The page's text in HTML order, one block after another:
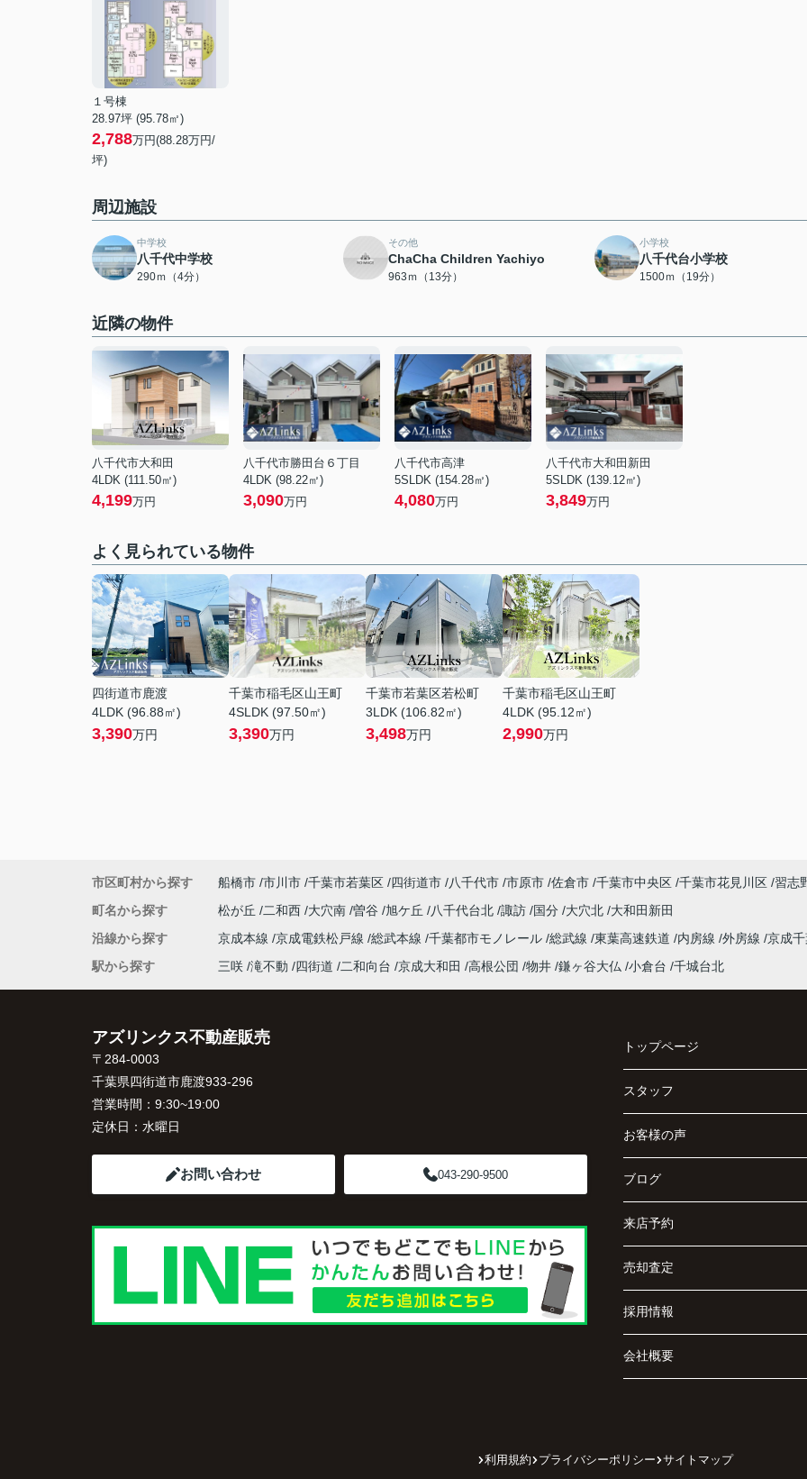
１号棟
28.97坪 (95.78㎡)
2,788万円(88.28万円/
坪)
周辺施設
中学校
八千代中学校
290ｍ（4分）
その他
ChaCha Children Yachiyo
963ｍ（13分）
小学校
八千代台小学校
1500ｍ（19分）
近隣の物件
八千代市大和田
4LDK (111.50㎡)
4,199万円
八千代市勝田台６丁目
4LDK (98.22㎡)
3,090万円
八千代市高津
5SLDK (154.28㎡)
4,080万円
八千代市大和田新田
5SLDK (139.12㎡)
3,849万円
よく見られている物件
四街道市鹿渡
4LDK (96.88㎡)
3,390万円
千葉市稲毛区山王町
4SLDK (97.50㎡)
3,390万円
千葉市若葉区若松町
3LDK (106.82㎡)
3,498万円
千葉市稲毛区山王町
4LDK (95.12㎡)
2,990万円
市区町村から探す 船橋市 市川市 千葉市若葉区 四街道市 八千代市 市原市 佐倉市 千葉市中央区 千葉市花見川区 習志
町名から探す
松が丘 二和西 大穴南 曽谷 旭ケ丘 八千代台北 諏訪 国分 大穴北 大和田新田
沿線から探す
京成本線 京成電鉄松戸線 総武本線 千葉都市モノレール 総武線 東葉高速鉄道 内房線 外房線 京成
駅から探す
三咲 滝不動 四街道 二和向台 京成大和田 高根公団 物井 鎌ヶ谷大仏 小倉台 千城台北
アズリンクス不動産販売
〒284-0003
千葉県四街道市鹿渡933-296
営業時間： 9:30~19:00
定休日： 水曜日
お問い合わせ 043-290-9500
トップページ
スタッフ
お客様の声
ブログ
来店予約
売却査定
採用情報
会社概要
利用規約 プライバシーポリシー サイトマップ